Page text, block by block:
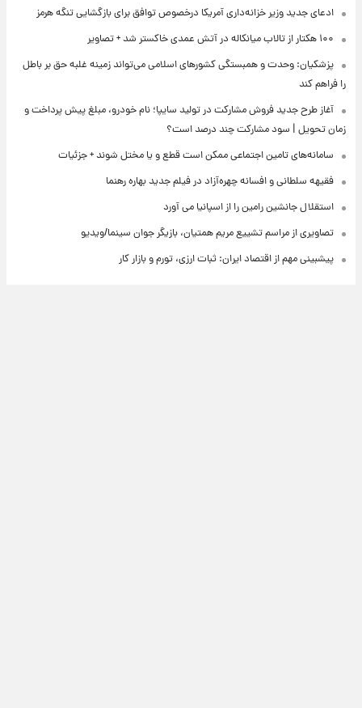
ادعای جدید وزیر خزانه‌داری آمریکا درخصوص توافق برای بازگشایی تنگه هرمز
۱۰۰ هکتار از تالاب میانکاله در آتش عمدی خاکستر شد + تصاویر
پزشکیان: وحدت و همبستگی کشورهای اسلامی می‌تواند زمینه غلبه حق بر باطل
را فراهم کند
آغاز طرح جدید فروش مشارکت در تولید سایپا؛ نام خودرو، مبلغ پیش پرداخت و
زمان تحویل | سود مشارکت چند درصد است؟
سامانه‌های تامین اجتماعی ممکن است قطع و یا مختل شوند + جزئیات
فقیهه سلطانی و افسانه چهره‌آزاد در فیلم جدید بهاره رهنما
استقلال جانشین رامین را از اسپانیا می آورد
تصاویری از مراسم تشییع مریم همتیان، بازیگر جوان سینما/ویدیو
پیشبینی مهم از اقتصاد ایران: ثبات ارزی، تورم و بازار کار